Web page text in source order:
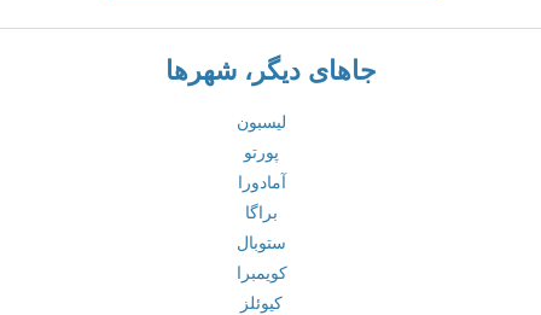
جاهای دیگر، شهرها
لیسبون
پورتو
آمادورا
براگا
ستوبال
کویمبرا
کیوئلز